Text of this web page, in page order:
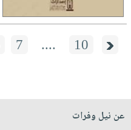
7 .... 10
عن نيل وفرات